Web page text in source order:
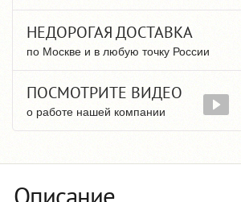
НЕДОРОГАЯ ДОСТАВКА
по Москве и в любую точку России
ПОСМОТРИТЕ ВИДЕО
о работе нашей компании